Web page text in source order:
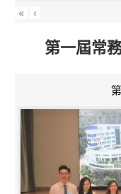
« ‹
第一屆常